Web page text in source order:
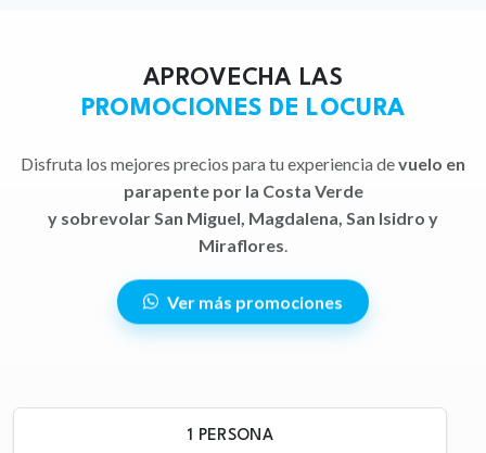
APROVECHA LAS
PROMOCIONES DE LOCURA
Disfruta los mejores precios para tu experiencia devuelo en
parapente por la Costa Verde
y sobrevolar San Miguel, Magdalena, San Isidro y
Miraflores.
Ver más promociones
1 PERSONA